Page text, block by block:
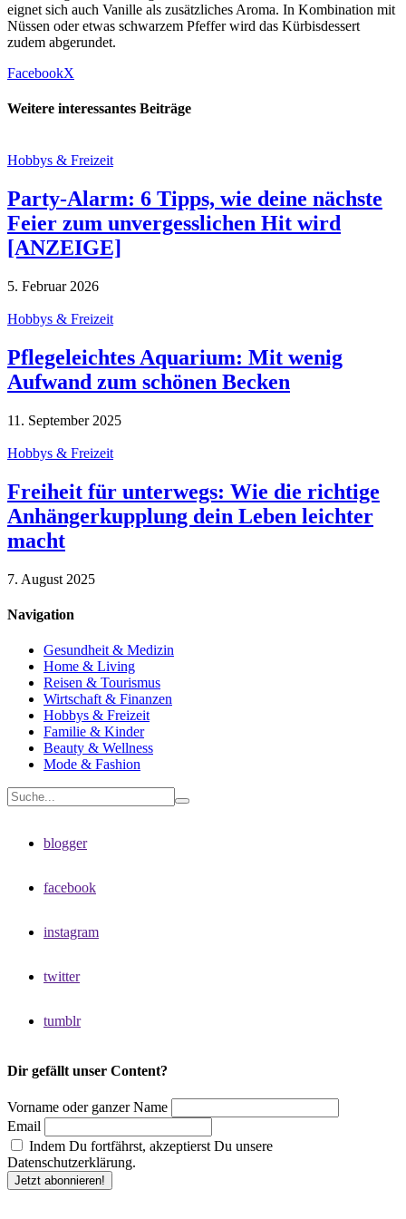
eignet sich auch Vanille als zusätzliches Aroma. In Kombination mit
Nüssen oder etwas schwarzem Pfeffer wird das Kürbisdessert
zudem abgerundet.
FacebookX
Weitere interessantes Beiträge
Hobbys & Freizeit
Party-Alarm: 6 Tipps, wie deine nächste
Feier zum unvergesslichen Hit wird
[ANZEIGE]
5. Februar 2026
Hobbys & Freizeit
Pflegeleichtes Aquarium: Mit wenig
Aufwand zum schönen Becken
11. September 2025
Hobbys & Freizeit
Freiheit für unterwegs: Wie die richtige
Anhängerkupplung dein Leben leichter
macht
7. August 2025
Navigation
Gesundheit & Medizin
Home & Living
Reisen & Tourismus
Wirtschaft & Finanzen
Hobbys & Freizeit
Familie & Kinder
Beauty & Wellness
Mode & Fashion
blogger
facebook
instagram
twitter
tumblr
Dir gefällt unser Content?
Vorname oder ganzer Name
Email
Indem Du fortfährst, akzeptierst Du unsere
Datenschutzerklärung.